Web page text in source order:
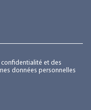
et des
données personnelles